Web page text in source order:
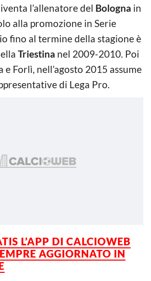
l’allenatore del Bologna in
alla promozione in Serie
fino al termine della stagione è
Triestina nel 2009-2010. Poi
e Forlì, nell’agosto 2015 assume
di Lega Pro.
L’APP DI CALCIOWEB
AGGIORNATO IN